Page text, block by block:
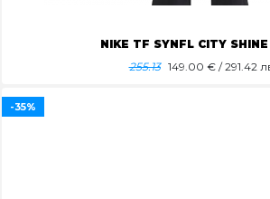
NIKE TF SYNFL CITY SHINE
255.13 149.00 € / 291.42
-35%